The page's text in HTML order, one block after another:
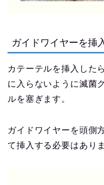
ガイドワイヤーを挿
カテーテルを挿入した
に入らないように滅菌
ルを塞ぎます。
ガイドワイヤーを頭側
て挿入する必要はあり